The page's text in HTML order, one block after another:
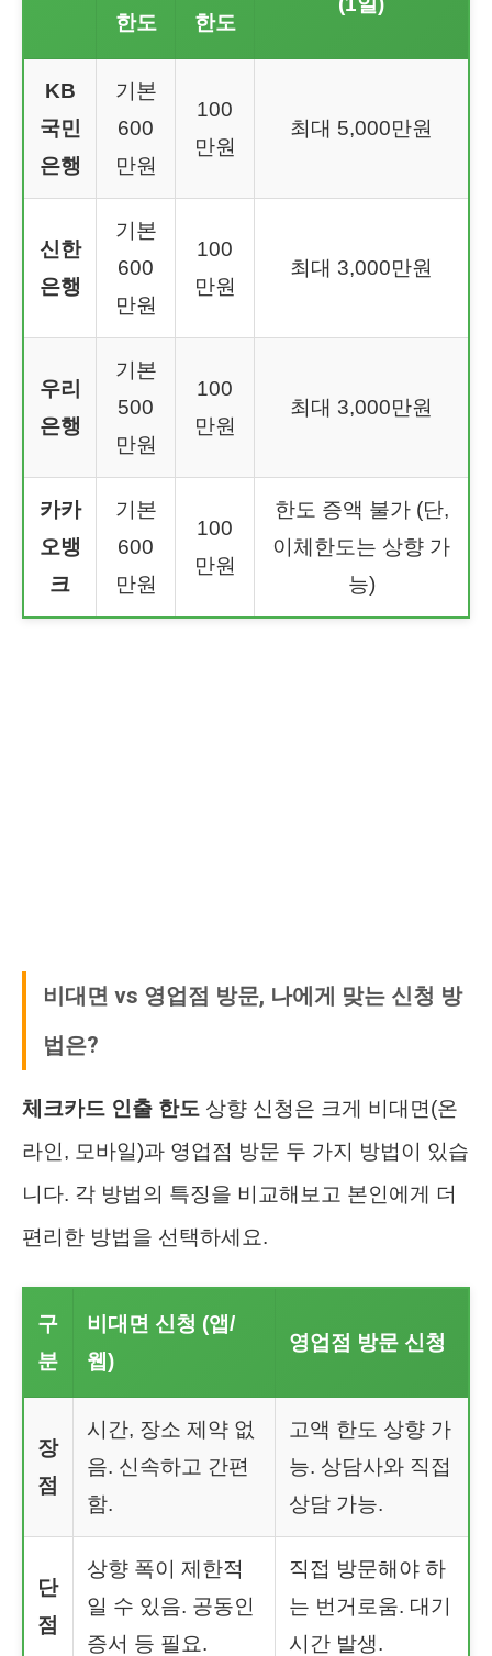
한도 한도
KB
국민
은행
기본
600
만원
100
만원
최대 5,000만원
신한
은행
기본
600
만원
100
만원
최대 3,000만원
우리
은행
기본
500
만원
100
만원
최대 3,000만원
카카
오뱅
크
기본
600
만원
100
만원
한도 증액 불가 (단,
이체한도는 상향 가
능)
비대면 vs 영업점 방문, 나에게 맞는 신청 방
법은?
체크카드 인출 한도 상향 신청은 크게 비대면(온
라인, 모바일)과 영업점 방문 두 가지 방법이 있습
니다. 각 방법의 특징을 비교해보고 본인에게 더
편리한 방법을 선택하세요.
구
분
비대면 신청 (앱/
웹)
영업점 방문 신청
장
점
시간, 장소 제약 없
음. 신속하고 간편
함.
고액 한도 상향 가
능. 상담사와 직접
상담 가능.
단
점
상향 폭이 제한적
일 수 있음. 공동인
증서 등 필요.
직접 방문해야 하
는 번거로움. 대기
시간 발생.